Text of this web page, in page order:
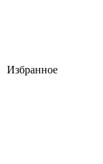
Избранное